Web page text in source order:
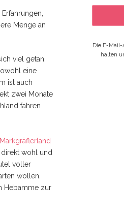
Menge an
viel getan.
eine
ist auch
zwei Monate
fahren
wohl und
voller
wollen.
Hebamme zur
Die E-
halten